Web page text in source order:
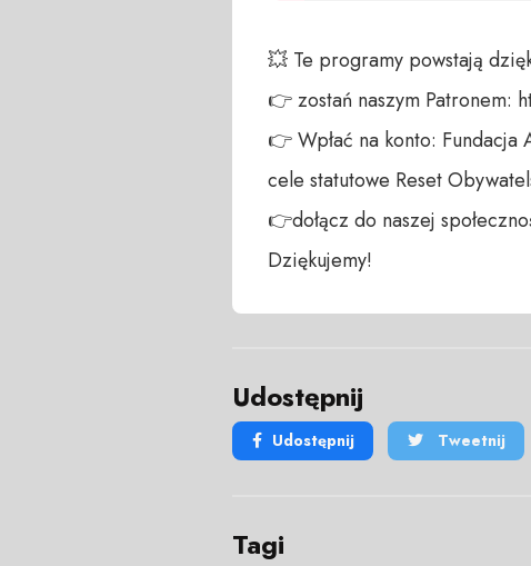
💥 Te programy powstają
👉 zostań naszym
👉 Wpłać na konto:
cele statutowe Reset
👉dołącz do naszej
Dziękujemy!
Udostępnij
Udostępnij Tweetnij
Tagi